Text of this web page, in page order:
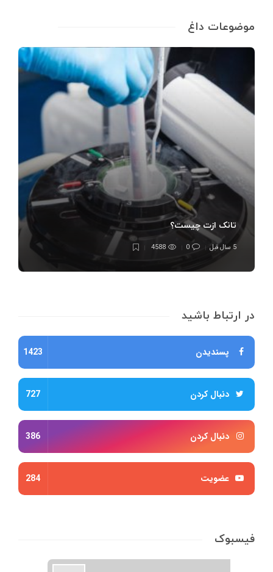
موضوعات داغ
تانک ازت چیست؟
5 سال قبل 0
4588
در ارتباط باشید
پسندیدن 1423
دنبال کردن 727
دنبال کردن 386
عضویت 284
فیسبوک